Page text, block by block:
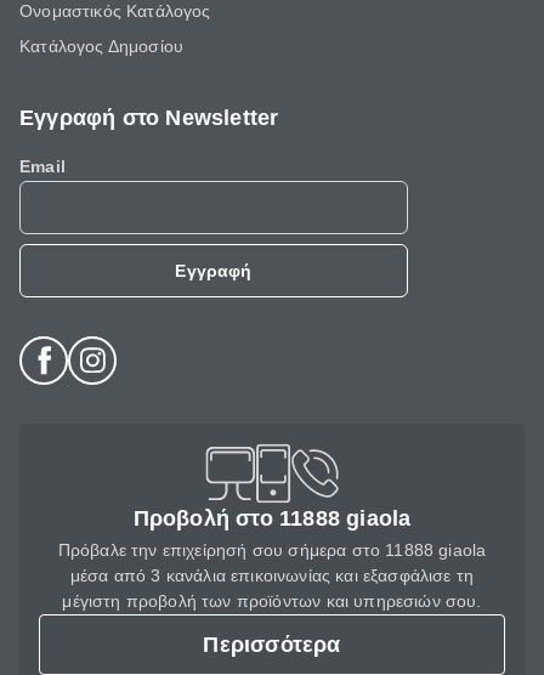
Ονομαστικός Κατάλογος
Κατάλογος Δημοσίου
Εγγραφή στο Newsletter
Email
Εγγραφή
Προβολή στο 11888 giaola
Πρόβαλε την επιχείρησή σου σήμερα στο 11888 giaola
μέσα από 3 κανάλια επικοινωνίας και εξασφάλισε τη
μέγιστη προβολή των προϊόντων και υπηρεσιών σου.
Περισσότερα